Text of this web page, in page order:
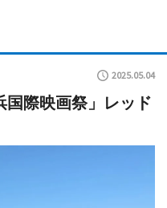
2025.05.04
際映画祭」レッド